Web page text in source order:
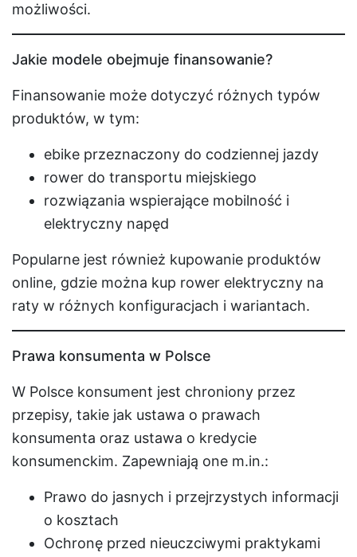
możliwości.
Jakie modele obejmuje finansowanie?
Finansowanie może dotyczyć różnych typów
produktów, w tym:
ebike przeznaczony do codziennej jazdy
rower do transportu miejskiego
rozwiązania wspierające mobilność i
elektryczny napęd
Popularne jest również kupowanie produktów
online, gdzie można kup rower elektryczny na
raty w różnych konfiguracjach i wariantach.
Prawa konsumenta w Polsce
W Polsce konsument jest chroniony przez
przepisy, takie jak ustawa o prawach
konsumenta oraz ustawa o kredycie
konsumenckim. Zapewniają one m.in.:
Prawo do jasnych i przejrzystych informacji
o kosztach
Ochronę przed nieuczciwymi praktykami